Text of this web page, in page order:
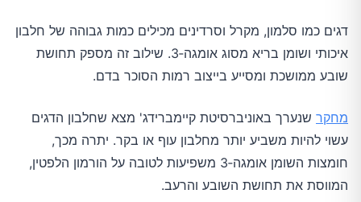
דגים כמו סלמון, מקרל וסרדינים מכילים כמות גבוהה של חלבון
איכותי ושומן בריא מסוג אומגה‑3. שילוב זה מספק תחושת
שובע ממושכת ומסייע בייצוב רמות הסוכר בדם.
מחקר שנערך באוניברסיטת קיימברידג' מצא שחלבון הדגים
עשוי להיות משביע יותר מחלבון עוף או בקר. יתרה מכך,
חומצות השומן אומגה‑3 משפיעות לטובה על הורמון הלפטין,
המווסת את תחושת השובע והרעב.